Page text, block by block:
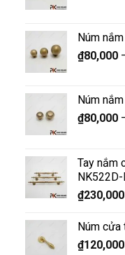
Núm
₫80,000
Núm
₫80,000
Tay nắm
NK522D-
₫230,000
Núm
₫120,000